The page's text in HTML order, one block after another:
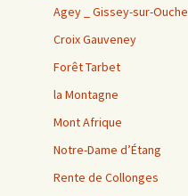
Agey _ Gissey-sur-Ouche
Croix Gauveney
Forêt Tarbet
la Montagne
Mont Afrique
Notre-Dame d’Étang
Rente de Collonges